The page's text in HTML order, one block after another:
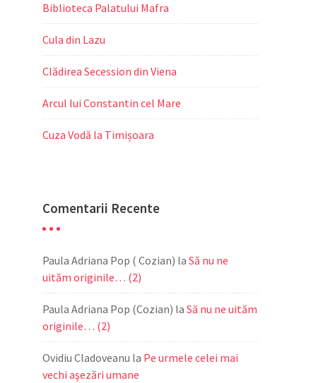
Biblioteca Palatului Mafra
Cula din Lazu
Clădirea Secession din Viena
Arcul lui Constantin cel Mare
Cuza Vodă la Timișoara
Comentarii Recente
Paula Adriana Pop ( Cozian) laSă nu ne
uităm originile… (2)
Paula Adriana Pop (Cozian) laSă nu ne uităm
originile… (2)
Ovidiu Cladoveanu la Pe urmele celei mai
vechi aşezări umane